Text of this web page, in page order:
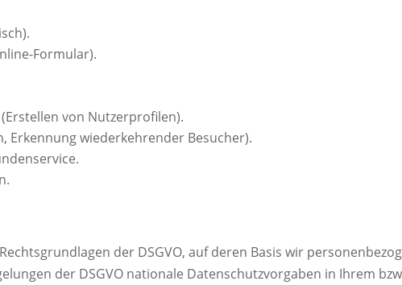
Formular).
von Nutzerprofilen).
Erkennung wiederkehrender Besucher).
der DSGVO, auf deren Basis wir
der DSGVO nationale Datenschutzvorgaben in Ihrem